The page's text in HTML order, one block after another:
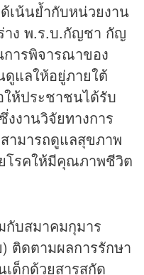
เน้นย้ำกับหน่วยงาน
าง พ.ร.บ.กัญชา กัญ
ารพิจารณาของ
แลให้อยู่ภายใต้
ห้ประชาชนได้รับ
งานวิจัยทางการ
ามารถดูแลสุขภาพ
โรคให้มีคุณภาพชีวิต
กับสมาคมกุมาร
ติดตามผลการรักษา
ด็กด้วยสารสกัด